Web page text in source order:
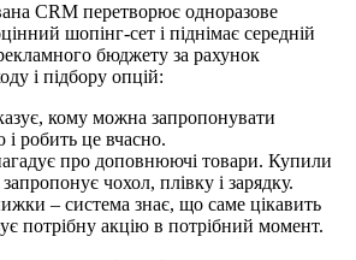
CRM перетворює одноразове
шопінг-сет і піднімає середній
бюджету за рахунок
і підбору опцій:
кому можна запропонувати
і робить це вчасно.
про доповнюючі товари. Купили
чохол, плівку і зарядку.
– система знає, що саме цікавить
потрібну акцію в потрібний момент.